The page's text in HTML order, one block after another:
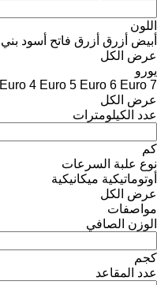
اللون
أبيض أزرق أزرق فاتح أسود بني
عرض الكل
يورو
Euro 4 Euro 5 Euro 6 Euro 7
عرض الكل
عدد الكيلومترات
كم
نوع علبة السرعات
أوتوماتيكية ميكانيكية
عرض الكل
مواصفات
الوزن الصافي
كجم
عدد المقاعد